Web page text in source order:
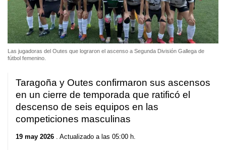
Las jugadoras del Outes que lograron el ascenso a Segunda División Gallega de
fútbol femenino.
Taragoña y Outes confirmaron sus ascensos
en un cierre de temporada que ratificó el
descenso de seis equipos en las
competiciones masculinas
19 may 2026 . Actualizado a las 05:00 h.